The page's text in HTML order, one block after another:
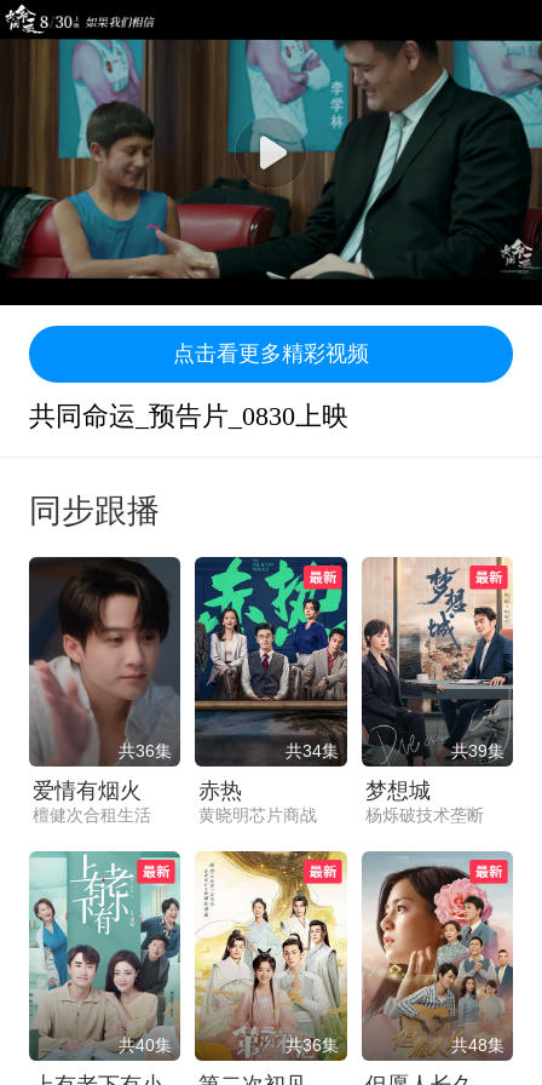
点击看更多精彩视频
共同命运_预告片_0830上映
同步跟播
共36集
爱情有烟火
檀健次合租生活
共34集
赤热
黄晓明芯片商战
共39集
梦想城
杨烁破技术垄断
共40集 共36集 共48集